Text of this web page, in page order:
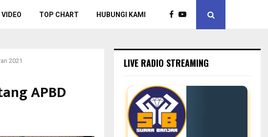
VIDEO TOP CHART HUBUNGI KAMI
2021
APBD
LIVE RADIO STREAMING